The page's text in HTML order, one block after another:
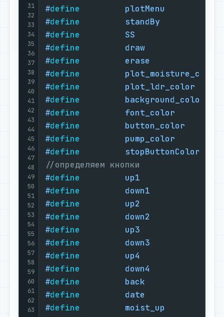
31
32
33
34
35
36
37
38
39
40
41
42
43
44
45
46
47
48
49
50
51
52
53
54
55
56
57
58
59
60
61
62
63
#define
#define
#define
SS
#define
draw
#define
erase
#define
#define
#define
#define
#define
#define
#define
//определяем кнопки
#define
up1
#define
down1
#define
up2
#define
down2
#define
up3
#define
down3
#define
up4
#define
down4
#define
back
#define
date
#define